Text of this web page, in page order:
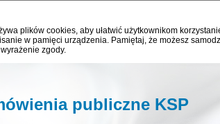
plików cookies, aby ułatwić użytkownikom
w pamięci urządzenia. Pamiętaj, że możesz
zgody.
publiczne KSP